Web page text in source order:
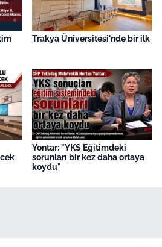
Trakya Üniversitesi'nde bir ilk
Yontar: "YKS Eğitimdeki
sorunları bir kez daha ortaya
koydu"